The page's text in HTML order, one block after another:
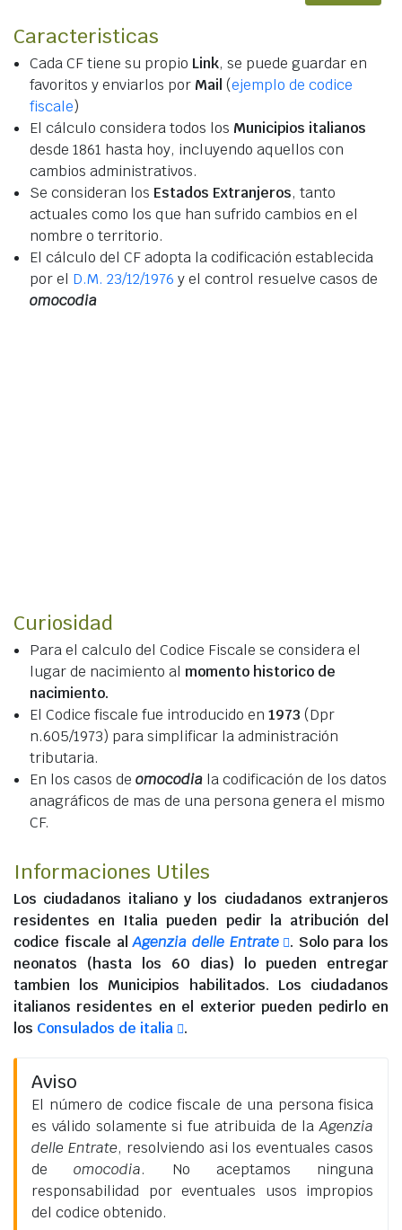
Caracteristicas
Cada CF tiene su propio Link, se puede guardar en
favoritos y enviarlos por Mail (ejemplo de codice
fiscale)
El cálculo considera todos los Municipios italianos
desde 1861 hasta hoy, incluyendo aquellos con
cambios administrativos.
Se consideran los Estados Extranjeros, tanto
actuales como los que han sufrido cambios en el
nombre o territorio.
El cálculo del CF adopta la codificación establecida
por el D.M. 23/12/1976 y el control resuelve casos de
omocodia
Curiosidad
Para el calculo del Codice Fiscale se considera el
lugar de nacimiento al momento historico de
nacimiento.
El Codice fiscale fue introducido en 1973 (Dpr
n.605/1973) para simplificar la administración
tributaria.
En los casos de omocodia la codificación de los datos
anagráficos de mas de una persona genera el mismo
CF.
Informaciones Utiles
Los ciudadanos italianoy los ciudadanos extranjeros
residentes en Italia pueden pedir la atribución del
codice fiscale alAgenzia delle Entrate
. Solo para los
neonatos (hasta los 60 dias) lo pueden entregar
tambien los Municipios habilitados. Los ciudadanos
italianos residentes en el exteriorpueden pedirlo en
los Consulados de italia .
Aviso
El número de codice fiscale de una persona fisica
es válido solamente si fue atribuida de laAgenzia
delle Entrate, resolviendo asi los eventuales casos
deomocodia. No aceptamos ninguna
responsabilidad por eventuales usos impropios
del codice obtenido.